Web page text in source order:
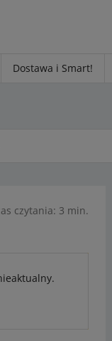
Dostawa i Smart!
czytania: 3 min.